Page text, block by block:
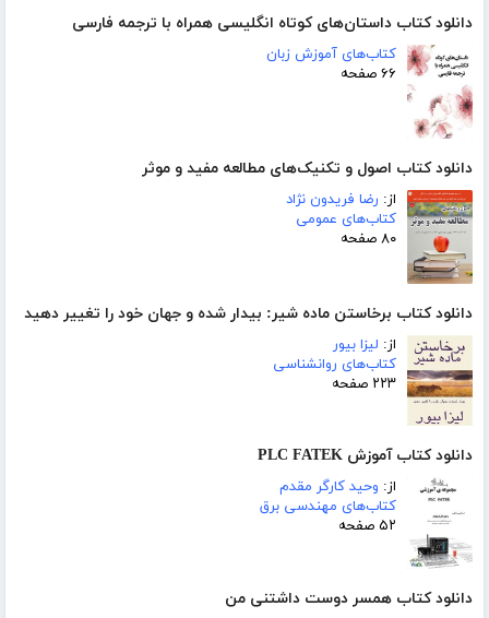
دانلود کتاب داستان‌های کوتاه انگلیسی همراه با ترجمه فارسی
کتاب‌های آموزش زبان
۶۶ صفحه
دانلود کتاب اصول و تکنیک‌های مطالعه مفید و موثر
از: رضا فریدون نژاد
کتاب‌های عمومی
۸۰ صفحه
دانلود کتاب برخاستن ماده شیر: بیدار شده و جهان خود را تغییر دهید
از: لیزا بیور
کتاب‌های روانشناسی
۲۲۳ صفحه
دانلود کتاب آموزش PLC FATEK
از: وحید کارگر مقدم
کتاب‌های مهندسی برق
۵۲ صفحه
دانلود کتاب همسر دوست داشتنی من